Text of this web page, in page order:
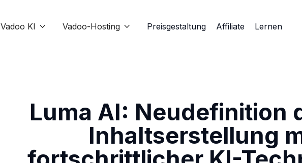
Vadoo KI  Vadoo-Hosting  Preisgestaltung Affiliate Lernen
Luma AI: Neudefinition
Inhaltserstellung